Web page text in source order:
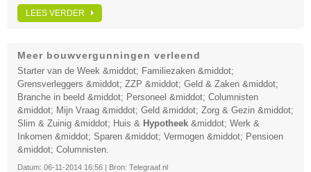
LEES VERDER
Meer bouwvergunningen verleend
Starter van de Week &middot; Familiezaken &middot;
Grensverleggers &middot; ZZP &middot; Geld & Zaken &middot;
Branche in beeld &middot; Personeel &middot; Columnisten
&middot; Mijn Vraag &middot; Geld &middot; Zorg & Gezin &middot;
Slim & Zuinig &middot; Huis & Hypotheek &middot; Werk &
Inkomen &middot; Sparen &middot; Vermogen &middot; Pensioen
&middot; Columnisten.
Datum: 06-11-2014 16:56 | Bron: Telegraaf.nl